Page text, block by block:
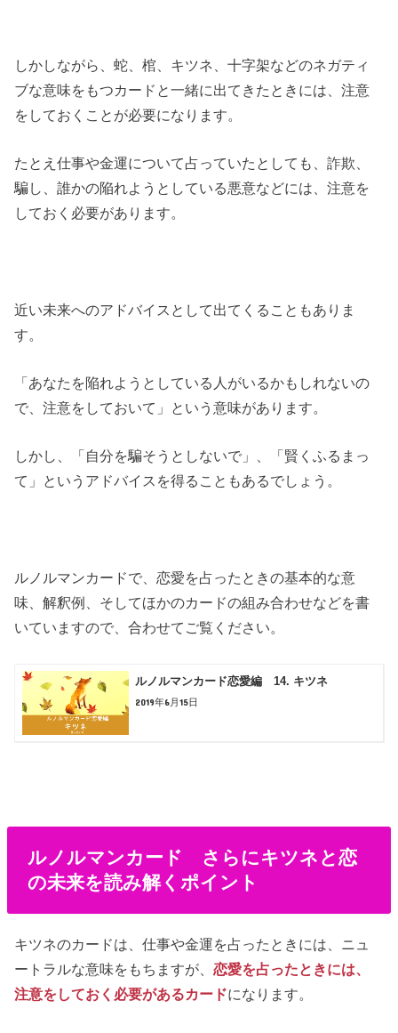
しかしながら、蛇、棺、キツネ、十字架などのネガティ
ブな意味をもつカードと一緒に出てきたときには、注意
をしておくことが必要になります。
たとえ仕事や金運について占っていたとしても、詐欺、
騙し、誰かの陥れようとしている悪意などには、注意を
しておく必要があります。
近い未来へのアドバイスとして出てくることもありま
す。
「あなたを陥れようとしている人がいるかもしれないの
で、注意をしておいて」という意味があります。
しかし、「自分を騙そうとしないで」、「賢くふるまっ
て」というアドバイスを得ることもあるでしょう。
ルノルマンカードで、恋愛を占ったときの基本的な意
味、解釈例、そしてほかのカードの組み合わせなどを書
いていますので、合わせてご覧ください。
ルノルマンカード恋愛編 14. キツネ
2019年6月15日
ルノルマンカード さらにキツネと恋
の未来を読み解くポイント
キツネのカードは、仕事や金運を占ったときには、ニュ
ートラルな意味をもちますが、恋愛を占ったときには、
注意をしておく必要があるカードになります。